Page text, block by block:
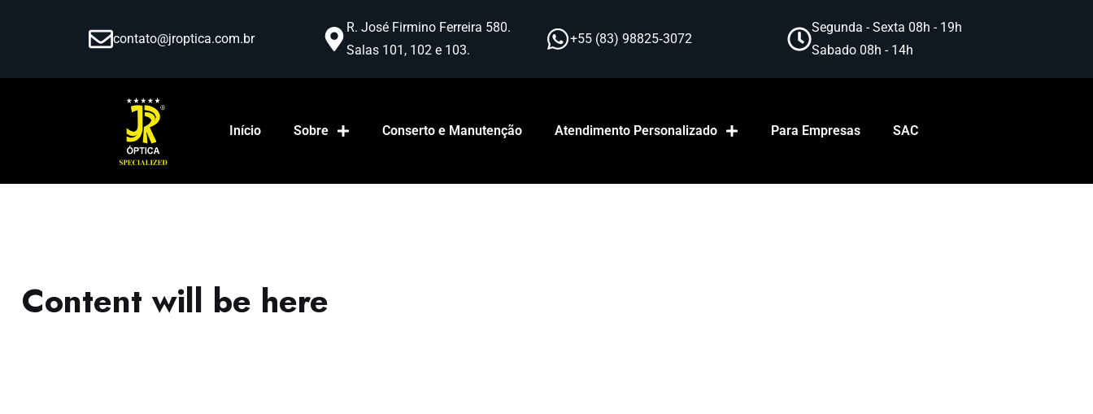
contato@jroptica.com.br
R. José Firmino Ferreira 580.
Salas 101, 102 e 103.
+55 (83) 98825‑3072
Segunda - Sexta 08h - 19h
Sabado 08h - 14h
Início Sobre Conserto e Manutenção Atendimento Personalizado Para Empresas SAC
Content will be here